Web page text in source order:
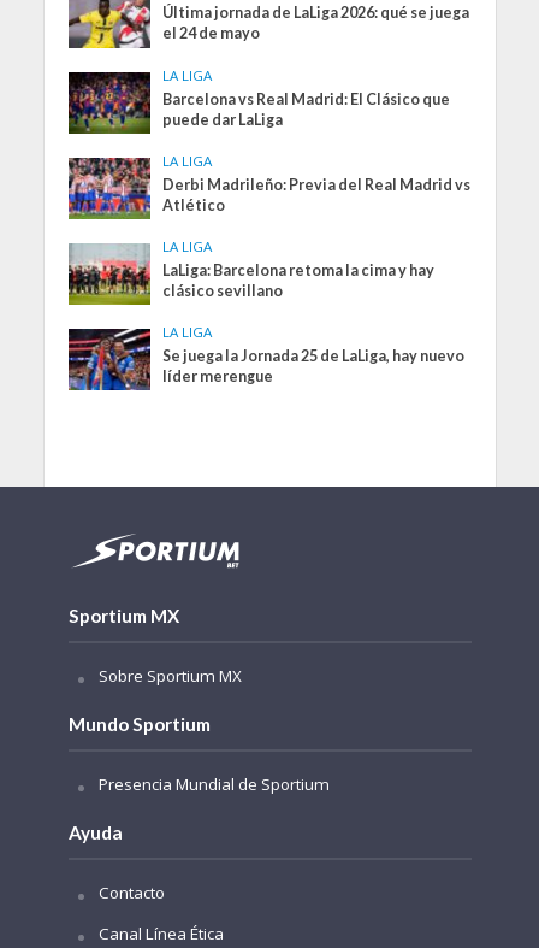
Última jornada de LaLiga 2026: qué se juega
el 24 de mayo
LA LIGA
Barcelona vs Real Madrid: El Clásico que
puede dar LaLiga
LA LIGA
Derbi Madrileño: Previa del Real Madrid vs
Atlético
LA LIGA
LaLiga: Barcelona retoma la cima y hay
clásico sevillano
LA LIGA
Se juega la Jornada 25 de LaLiga, hay nuevo
líder merengue
Sportium MX
Sobre Sportium MX
Mundo Sportium
Presencia Mundial de Sportium
Ayuda
Contacto
Canal Línea Ética